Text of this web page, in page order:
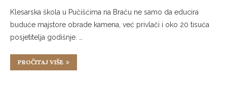
Klesarska škola u Pučišćima na Braču ne samo da educira
buduće majstore obrade kamena, već privlači i oko 20 tisuća
posjetitelja godišnje. …
PROČITAJ VIŠE